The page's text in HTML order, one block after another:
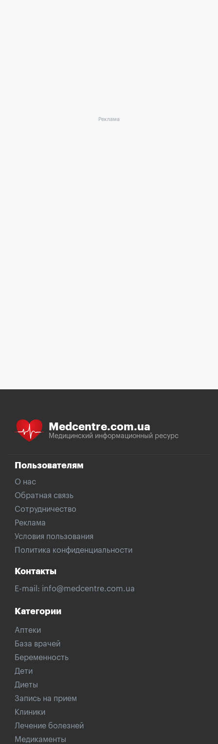
Реклама
Medcentre.com.ua
Медицинский информационный ресурс
Пользователям
О нас
Обратная связь
Сотрудничество
Реклама
Условия пользования
Политика конфиденциальности
Контакты
E-mail: info@medcentre.com.ua
Категории
Аптеки
База врачей
Беременность
Дети
Диеты
Запись на прием
Клиники
Лечение болезней
Медикаменты